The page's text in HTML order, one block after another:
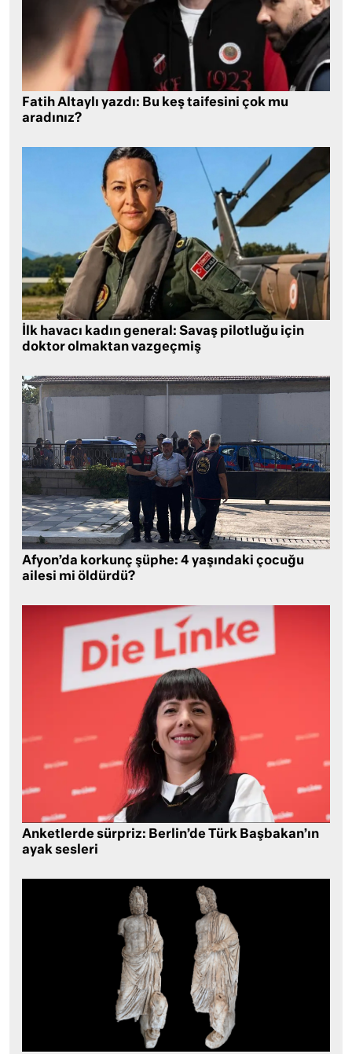
Fatih Altaylı yazdı: Bu keş taifesini çok mu
aradınız?
İlk havacı kadın general: Savaş pilotluğu için
doktor olmaktan vazgeçmiş
Afyon’da korkunç şüphe: 4 yaşındaki çocuğu
ailesi mi öldürdü?
Anketlerde sürpriz: Berlin’de Türk Başbakan’ın
ayak sesleri